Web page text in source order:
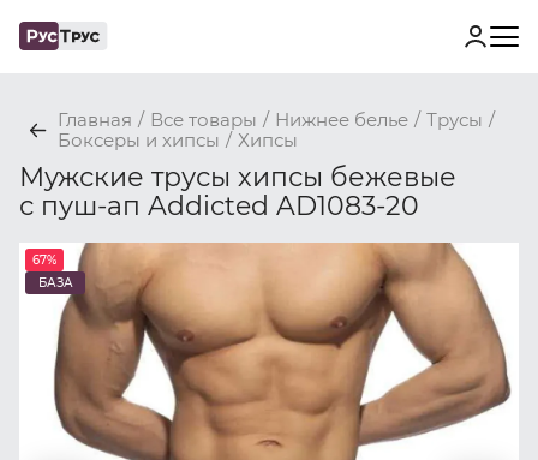
Главная / Все товары / Нижнее белье / Трусы /
Боксеры и хипсы / Хипсы
Мужские трусы хипсы бежевые
с пуш-ап Addicted AD1083-20
67%
БАЗА